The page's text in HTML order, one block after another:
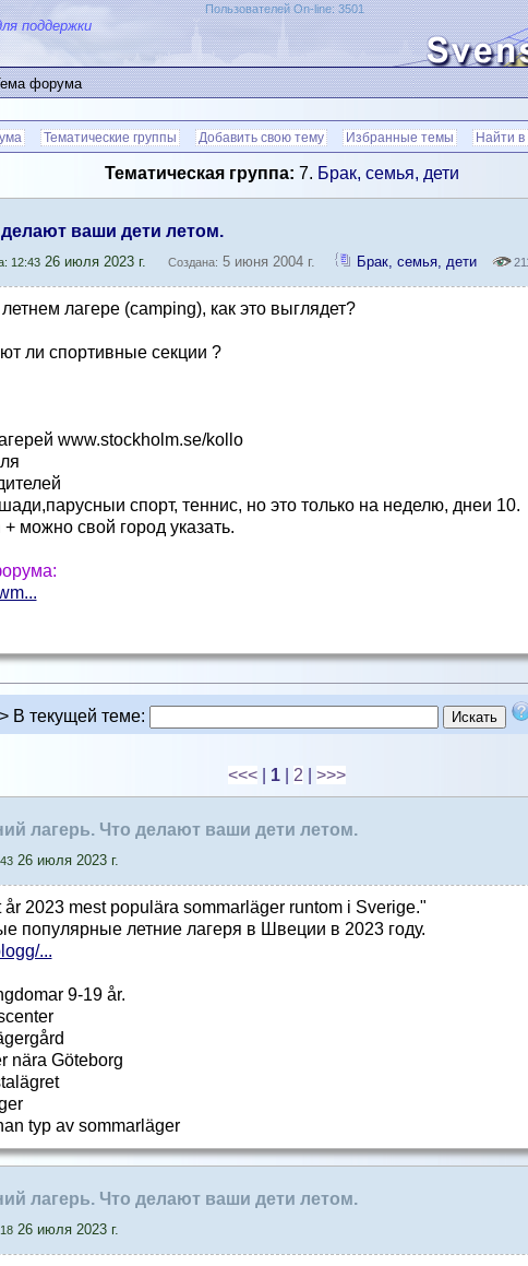
поддержки
Пользователей On-line: 3501
форума
Тематические группы Добавить свою тему Избранные темы Найти
Тематическая группа: 7. Брак, семья, дети
ваши дети летом.
12:4326 июля 2023 г. Создана: 5 июня 2004 г. Брак, семья, дети
лагере (camping), как это выглядет?
ли спортивные секции ?
www.stockholm.se/kollo
спорт, теннис, но это только на неделю, днеи 10.
можно свой город указать.
В текущей теме:
<<< 1 2 >>>
лагерь. Что делают ваши дети летом.
26 июля 2023 г.
2023 mest populära sommarläger runtom i Sverige."
популярные летние лагеря в Швеции в 2023 году.
...
9-19 år.
nära Göteborg
typ av sommarläger
лагерь. Что делают ваши дети летом.
26 июля 2023 г.